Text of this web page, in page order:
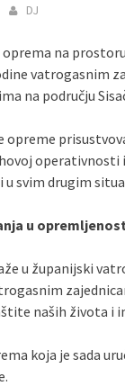
DJ
na
vatrogasnim
na području
opreme
operativnosti
u svim drugim
u
u županijski
naših života i
koja je sada